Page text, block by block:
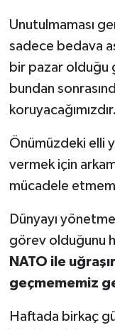
Unutulmaması
sadece bedava
bir pazar olduğu
bundan
koruyacağımızdır.
Önümüzdeki elli
vermek için
mücadele
Dünyayı
görev olduğunu
NATO ile
geçmememiz
Haftada birkaç